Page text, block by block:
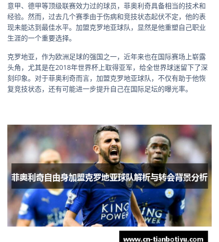
意甲、德甲等顶级联赛效力过的球员，菲奥利奇具备相当的技术和
经验。然而，过去几个赛季由于伤病和竞技状态起伏不定，他的表
现未能达到最佳水平。加盟克罗地亚球队，显然是他重塑自己职业
生涯的一个重要选择。
克罗地亚，作为欧洲足球的强国之一，近年来也在国际赛场上崭露
头角，尤其是在2018年世界杯上取得亚军，给全世界球迷留下了深
刻印象。对于菲奥利奇而言，加盟克罗地亚球队，不仅有助于他恢
复竞技状态，还有可能进一步提升自己在国际足坛的曝光率。